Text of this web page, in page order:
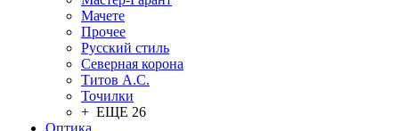
Мачете
Прочее
Русский стиль
Северная корона
Титов А.С.
Точилки
+ ЕЩЕ 26
Оптика